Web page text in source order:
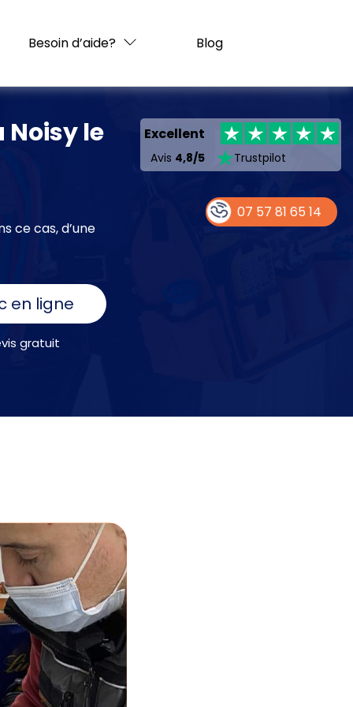
Besoin d’aide? Blog
le
ce cas, d’une
en ligne
gratuit
Excellent
Avis 4,8/5 Trustpilot
07 57 81 65 14